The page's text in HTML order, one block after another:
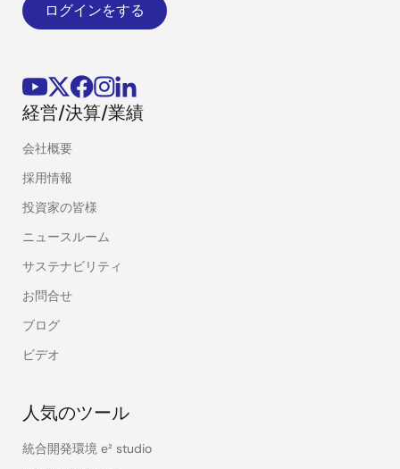
ログインをする
経営/決算/業績
会社概要
採用情報
投資家の皆様
ニュースルーム
サステナビリティ
お問合せ
ブログ
ビデオ
人気のツール
統合開発環境 e² studio